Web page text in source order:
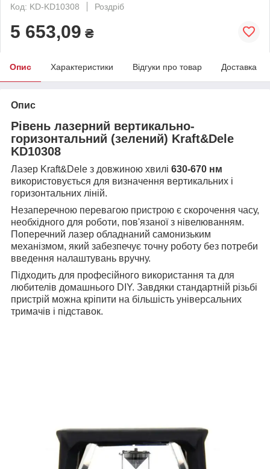
Код: KD-KD10308
Роздріб
5 653,09 ₴
Опис Характеристики Відгуки про товар Доставка
Опис
Рівень лазерний вертикально-
горизонтальний (зелений) Kraft&Dele
KD10308
Лазер Kraft&Dele з довжиною хвилі 630-670 нм
використовується для визначення вертикальних і
горизонтальних ліній.
Незаперечною перевагою пристрою є скорочення часу,
необхідного для роботи, пов'язаної з нівелюванням.
Поперечний лазер обладнаний самонизьким
механізмом, який забезпечує точну роботу без потреби
введення налаштувань вручну.
Підходить для професійного використання та для
любителів домашнього DIY. Завдяки стандартній різьбі
пристрій можна кріпити на більшість універсальних
тримачів і підставок.